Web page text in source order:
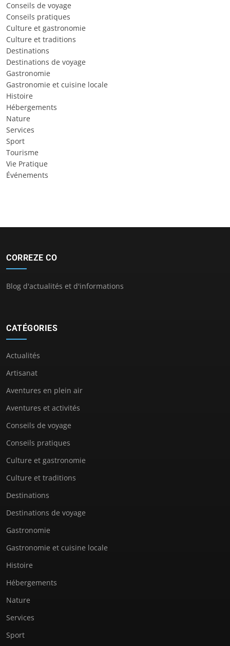
Conseils de voyage
Conseils pratiques
Culture et gastronomie
Culture et traditions
Destinations
Destinations de voyage
Gastronomie
Gastronomie et cuisine locale
Histoire
Hébergements
Nature
Services
Sport
Tourisme
Vie Pratique
Événements
CORREZE CO
Blog d'actualités et d'informations
CATÉGORIES
Actualités
Artisanat
Aventures en plein air
Aventures et activités
Conseils de voyage
Conseils pratiques
Culture et gastronomie
Culture et traditions
Destinations
Destinations de voyage
Gastronomie
Gastronomie et cuisine locale
Histoire
Hébergements
Nature
Services
Sport